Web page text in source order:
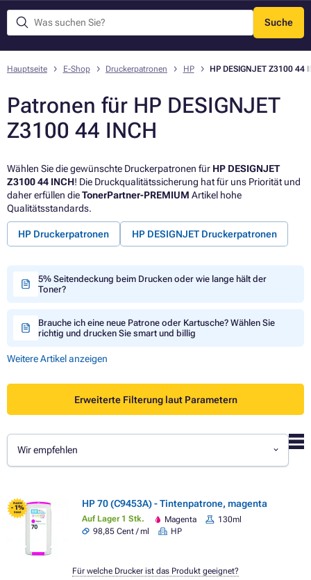
Suche
Menü
Hauptseite E-Shop Druckerpatronen HP HP DESIGNJET Z3100 44
Patronen für HP DESIGNJET
Z3100 44 INCH
Wählen Sie die gewünschte Druckerpatronen für HP DESIGNJET
Z3100 44 INCH! Die Druckqualitätssicherung hat für uns Priorität und
daher erfüllen dieTonerPartner-PREMIUM Artikel hohe
Qualitätsstandards.
HP Druckerpatronen HP DESIGNJET Druckerpatronen
5% Seitendeckung beim Drucken oder wie lange hält der
Toner?
Brauche ich eine neue Patrone oder Kartusche? Wählen Sie
richtig und drucken Sie smart und billig
Weitere Artikel anzeigen
Erweiterte Filterung laut Parametern
Wir empfehlen
FLASH
- 1%
SALE
HP 70 (C9453A) - Tintenpatrone, magenta
Auf Lager 1 Stk. Magenta
130ml
98,85 Cent / ml
HP
Für welche Drucker ist das Produkt geeignet?